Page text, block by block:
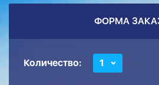
ФОРМА
Количество: 1